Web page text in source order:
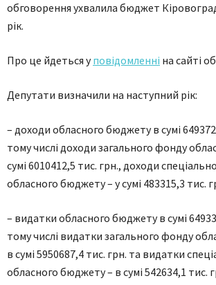
обговорення ухвалила бюджет
рік.
Про це йдеться уповідомленні на сайті
Депутати визначили на наступний рік:
– доходи обласного бюджету в сумі
тому числі доходи загального фонду
сумі 6010412,5 тис. грн., доходи
обласного бюджету – у сумі 483315,3 тис.
– видатки обласного бюджету в сумі
тому числі видатки загального фонду
в сумі 5950687,4 тис. грн. та видатки
обласного бюджету – в сумі 542634,1 тис.